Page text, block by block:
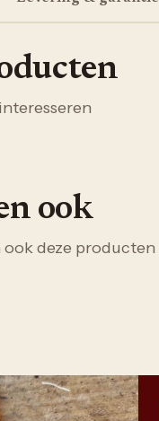
ook
ook deze producten